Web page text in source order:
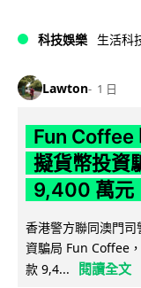
科技娛樂 生活科
Lawton 1 日
Fun Coffee
擬貨幣投資
9,400 萬元
香港警方聯同澳門
資騙局 Fun Coffee
款 9,4...
閱讀全文